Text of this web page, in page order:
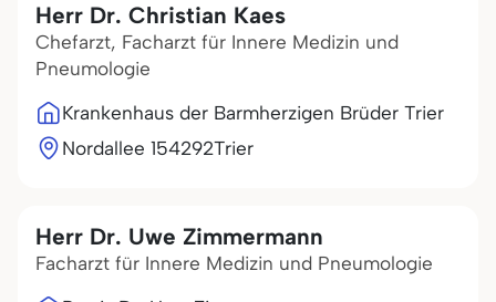
Herr Dr. Christian Kaes
Chefarzt, Facharzt für Innere Medizin und
Pneumologie
Krankenhaus der Barmherzigen Brüder Trier
Nordallee 154292Trier
Herr Dr. Uwe Zimmermann
Facharzt für Innere Medizin und Pneumologie